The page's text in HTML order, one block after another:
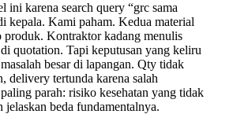
ini karena search query “grc sama
kepala. Kami paham. Kedua material
produk. Kontraktor kadang menulis
quotation. Tapi keputusan yang keliru
besar di lapangan. Qty tidak
delivery tertunda karena salah
parah: risiko kesehatan yang tidak
beda fundamentalnya.